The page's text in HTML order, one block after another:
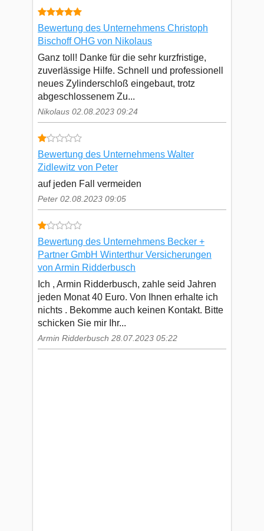
Bewertung des Unternehmens Christoph
Bischoff OHG von Nikolaus
Ganz toll! Danke für die sehr kurzfristige,
zuverlässige Hilfe. Schnell und professionell
neues Zylinderschloß eingebaut, trotz
abgeschlossenem Zu...
Nikolaus 02.08.2023 09:24
Bewertung des Unternehmens Walter
Zidlewitz von Peter
auf jeden Fall vermeiden
Peter 02.08.2023 09:05
Bewertung des Unternehmens Becker +
Partner GmbH Winterthur Versicherungen
von Armin Ridderbusch
Ich , Armin Ridderbusch, zahle seid Jahren
jeden Monat 40 Euro. Von Ihnen erhalte ich
nichts . Bekomme auch keinen Kontakt. Bitte
schicken Sie mir Ihr...
Armin Ridderbusch 28.07.2023 05:22